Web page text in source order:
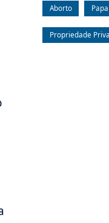
Aborto
Propriedade